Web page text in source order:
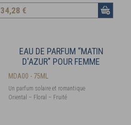
34,28 €
EAU DE PARFUM “MATIN
D'AZUR" POUR FEMME
MDA00 - 75ML
Un parfum solaire et romantique
Oriental – Floral – Fruité